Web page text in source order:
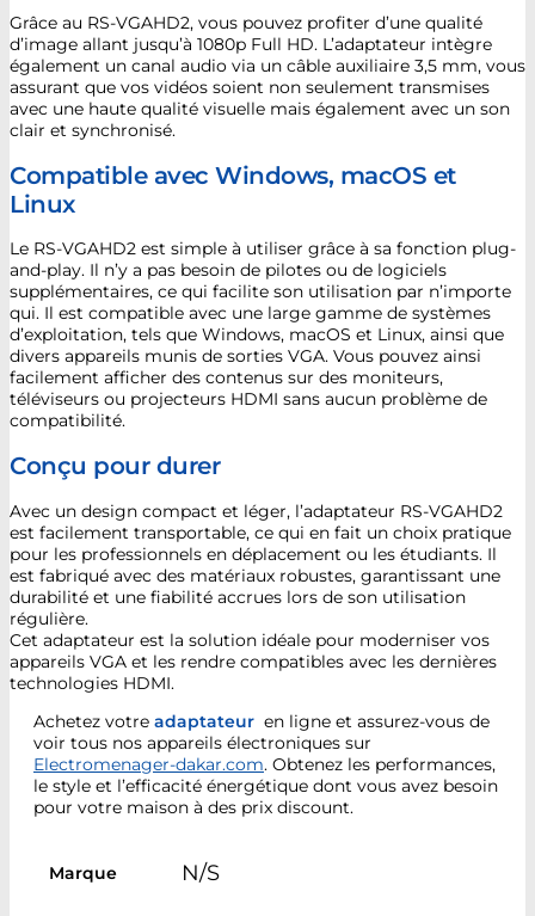
Grâce au RS-VGAHD2, vous pouvez profiter d’une qualité
d’image allant jusqu’à 1080p Full HD. L’adaptateur intègre
également un canal audio via un câble auxiliaire 3,5 mm, vous
assurant que vos vidéos soient non seulement transmises
avec une haute qualité visuelle mais également avec un son
clair et synchronisé.
Compatible avec Windows, macOS et
Linux
Le RS-VGAHD2 est simple à utiliser grâce à sa fonction plug-
and-play. Il n’y a pas besoin de pilotes ou de logiciels
supplémentaires, ce qui facilite son utilisation par n’importe
qui. Il est compatible avec une large gamme de systèmes
d’exploitation, tels que Windows, macOS et Linux, ainsi que
divers appareils munis de sorties VGA. Vous pouvez ainsi
facilement afficher des contenus sur des moniteurs,
téléviseurs ou projecteurs HDMI sans aucun problème de
compatibilité.
Conçu pour durer
Avec un design compact et léger, l’adaptateur RS-VGAHD2
est facilement transportable, ce qui en fait un choix pratique
pour les professionnels en déplacement ou les étudiants. Il
est fabriqué avec des matériaux robustes, garantissant une
durabilité et une fiabilité accrues lors de son utilisation
régulière.
Cet adaptateur est la solution idéale pour moderniser vos
appareils VGA et les rendre compatibles avec les dernières
technologies HDMI.
Achetez votre adaptateur en ligne et assurez-vous de
voir tous nos appareils électroniques sur
Electromenager-dakar.com. Obtenez les performances,
le style et l’efficacité énergétique dont vous avez besoin
pour votre maison à des prix discount.
Marque N/S